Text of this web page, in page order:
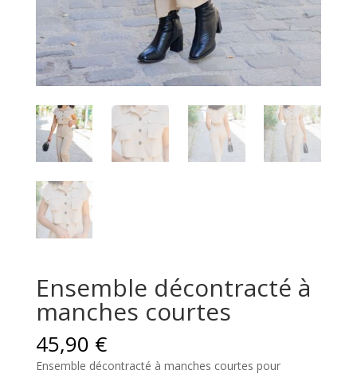
Ensemble décontracté à
manches courtes
45,90 €
Ensemble décontracté à manches courtes pour